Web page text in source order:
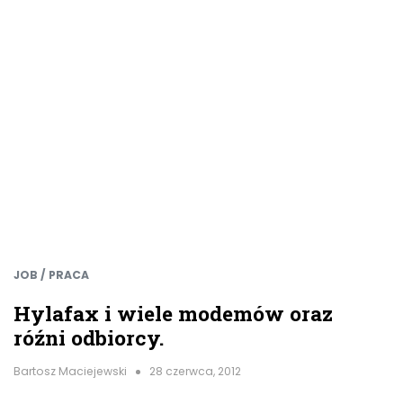
JOB / PRACA
Hylafax i wiele modemów oraz
róźni odbiorcy.
Bartosz Maciejewski 28 czerwca, 2012